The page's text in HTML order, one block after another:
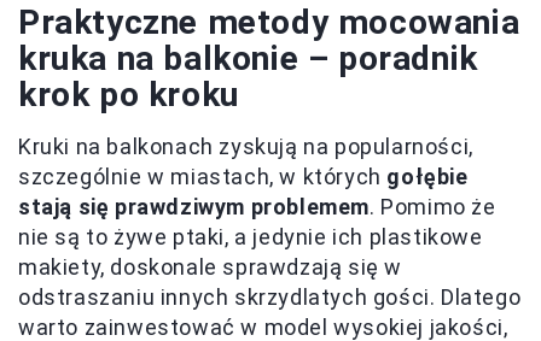
Praktyczne metody mocowania
kruka na balkonie – poradnik
krok po kroku
Kruki na balkonach zyskują na popularności,
szczególnie w miastach, w których gołębie
stają się prawdziwym problemem. Pomimo że
nie są to żywe ptaki, a jedynie ich plastikowe
makiety, doskonale sprawdzają się w
odstraszaniu innych skrzydlatych gości. Dlatego
warto zainwestować w model wysokiej jakości,